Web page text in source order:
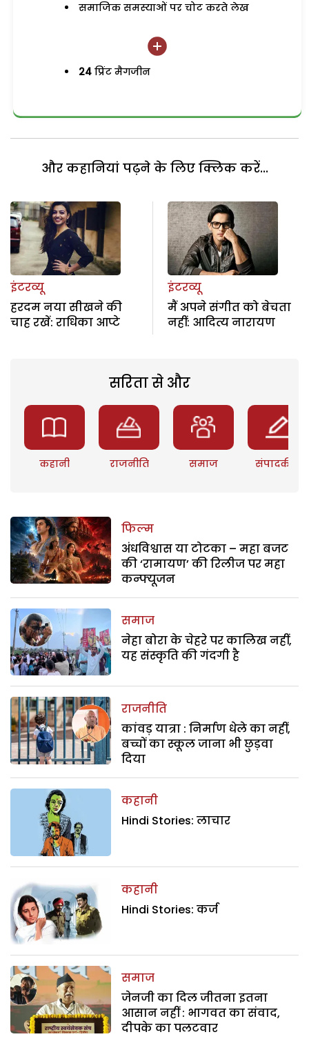
समाजिक समस्याओं पर चोट करते लेख
24 प्रिंट मैगजीन
और कहानियां पढ़ने के लिए क्लिक करें...
इंटरव्यू
हरदम नया सीखने की
चाह रखें: राधिका आप्टे
इंटरव्यू
मैं अपने संगीत को बेचता
नहीं: आदित्य नारायण
सरिता से और
कहानी राजनीति समाज संपादकीय
फिल्म
अंधविश्वास या टोटका – महा बजट
की ‘रामायण’ की रिलीज पर महा
कन्फ्यूजन
समाज
नेहा बोरा के चेहरे पर कालिख नहीं,
यह संस्कृति की गंदगी है
राजनीति
कांवड़ यात्रा : निर्माण धेले का नहीं,
बच्चों का स्कूल जाना भी छुड़वा
दिया
कहानी
Hindi Stories: लाचार
कहानी
Hindi Stories: कर्ज
समाज
जेनजी का दिल जीतना इतना
आसान नहीं : भागवत का संवाद,
दीपके का पलटवार